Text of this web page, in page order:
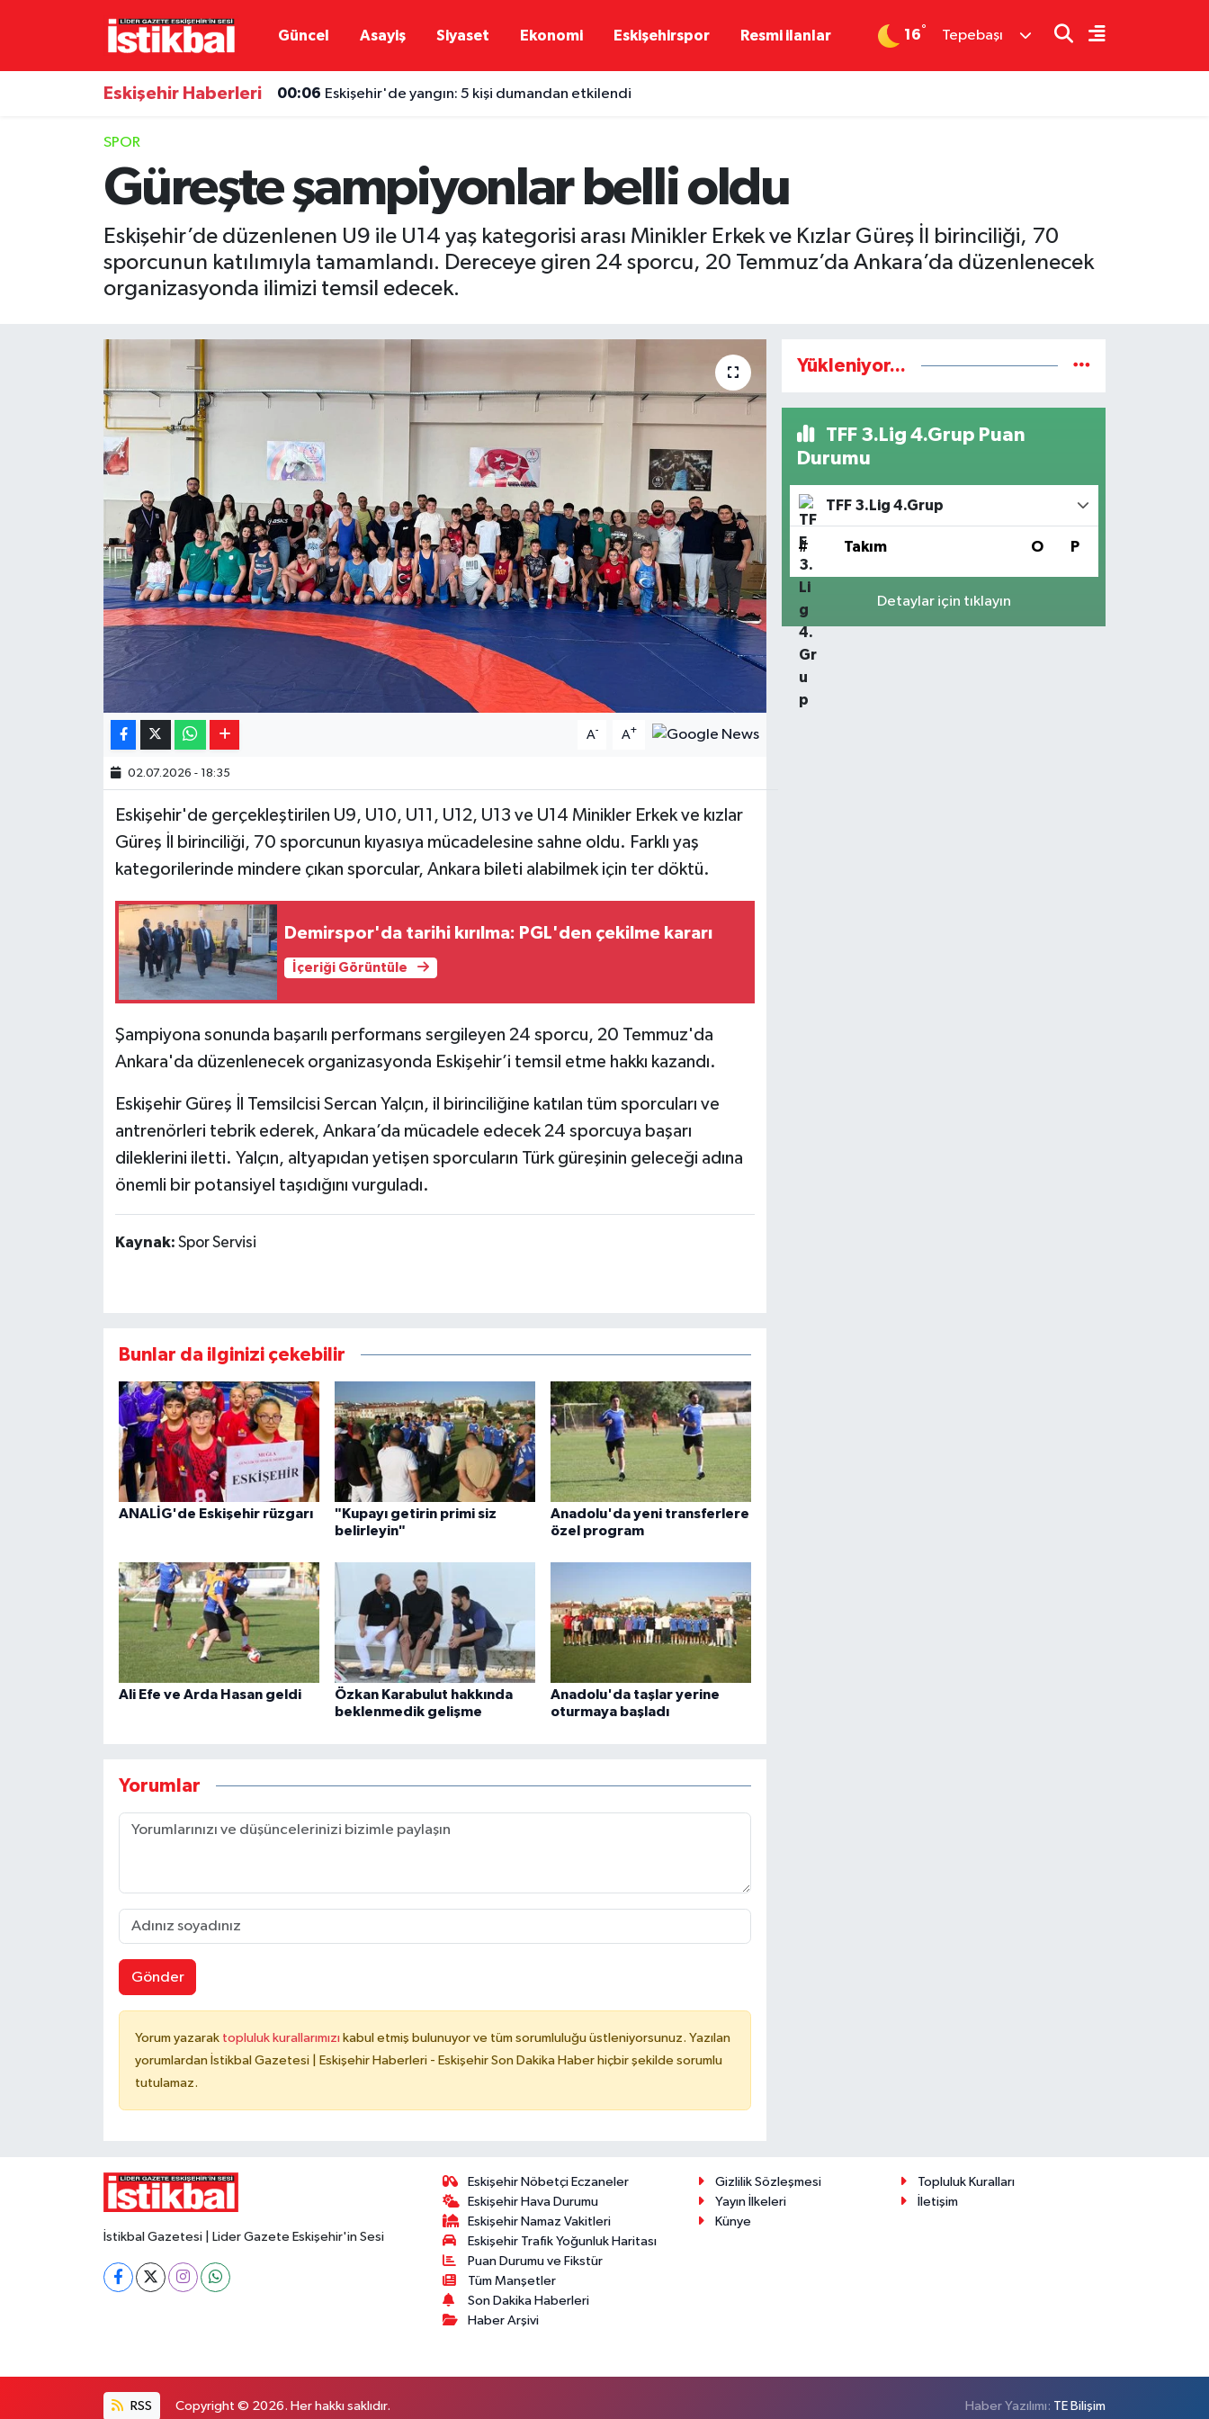
Güncel Asayiş Siyaset Ekonomi Eskişehirspor Resmi ilanlar 16° Tepebaşı
Eskişehir Haberleri 00:06 Eskişehir'de yangın: 5 kişi dumandan etkilendi
SPOR
Güreşte şampiyonlar belli oldu
Eskişehir’de düzenlenen U9 ile U14 yaş kategorisi arası Minikler Erkek ve Kızlar Güreş İl birinciliği, 70
sporcunun katılımıyla tamamlandı. Dereceye giren 24 sporcu, 20 Temmuz’da Ankara’da düzenlenecek
organizasyonda ilimizi temsil edecek.
A- A+
02.07.2026 - 18:35
Eskişehir'de gerçekleştirilen U9, U10, U11, U12, U13 ve U14 Minikler Erkek ve kızlar
Güreş İl birinciliği, 70 sporcunun kıyasıya mücadelesine sahne oldu. Farklı yaş
kategorilerinde mindere çıkan sporcular, Ankara bileti alabilmek için ter döktü.
Demirspor'da tarihi kırılma: PGL'den çekilme kararı
İçeriği Görüntüle
Şampiyona sonunda başarılı performans sergileyen 24 sporcu, 20 Temmuz'da
Ankara'da düzenlenecek organizasyonda Eskişehir’i temsil etme hakkı kazandı.
Eskişehir Güreş İl Temsilcisi Sercan Yalçın, il birinciliğine katılan tüm sporcuları ve
antrenörleri tebrik ederek, Ankara’da mücadele edecek 24 sporcuya başarı
dileklerini iletti. Yalçın, altyapıdan yetişen sporcuların Türk güreşinin geleceği adına
önemli bir potansiyel taşıdığını vurguladı.
Kaynak: Spor Servisi
Bunlar da ilginizi çekebilir
ANALİG'de Eskişehir rüzgarı
"Kupayı getirin primi siz
belirleyin"
Anadolu'da yeni transferlere
özel program
Ali Efe ve Arda Hasan geldi
Özkan Karabulut hakkında
beklenmedik gelişme
Anadolu'da taşlar yerine
oturmaya başladı
Yorumlar
Gönder
Yorum yazarak topluluk kurallarımızı kabul etmiş bulunuyor ve tüm sorumluluğu üstleniyorsunuz. Yazılan
yorumlardan İstikbal Gazetesi | Eskişehir Haberleri - Eskişehir Son Dakika Haber hiçbir şekilde sorumlu
tutulamaz.
Yükleniyor...
TFF 3.Lig 4.Grup Puan
Durumu
TFF 3.Lig 4.Grup
# Takım O P
Detaylar için tıklayın
İstikbal Gazetesi | Lider Gazete Eskişehir'in Sesi
Eskişehir Nöbetçi Eczaneler
Eskişehir Hava Durumu
Eskişehir Namaz Vakitleri
Eskişehir Trafik Yoğunluk Haritası
Puan Durumu ve Fikstür
Tüm Manşetler
Son Dakika Haberleri
Haber Arşivi
Gizlilik Sözleşmesi
Topluluk Kuralları
Yayın İlkeleri
İletişim
Künye
RSS Copyright © 2026. Her hakkı saklıdır. Haber Yazılımı: TE Bilişim
Eskişehirspor
Ekonomi
Eskişehir Nöbetçi Eczaneler
Eskişehir Trafik Yoğunluk Haritası
TFF 3.Lig 4.Grup Puan Durumu ve Fikstür
Tüm Manşetler
Son Dakika Haberleri
Haber Arşivi